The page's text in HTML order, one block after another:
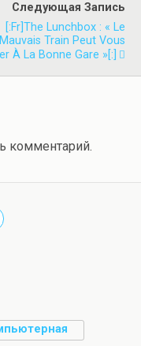
Следующая Запись
[:fr]The Lunchbox : « Le
Mauvais Train Peut Vous
À La Bonne Gare »[:]
комментарий.